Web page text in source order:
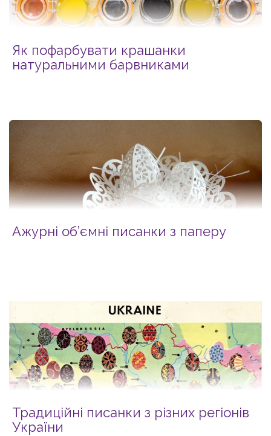
Як пофарбувати крашанки
натуральними барвниками
Ажурні об’ємні писанки з паперу
Традиційні писанки з різних регіонів
України